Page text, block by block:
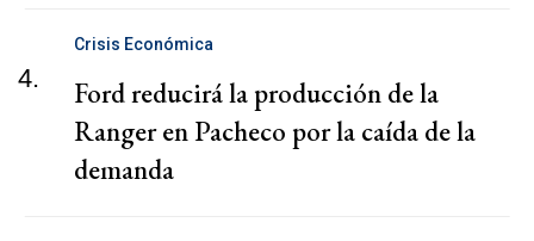
4.
Crisis Económica
Ford reducirá la producción de la
Ranger en Pacheco por la caída de la
demanda